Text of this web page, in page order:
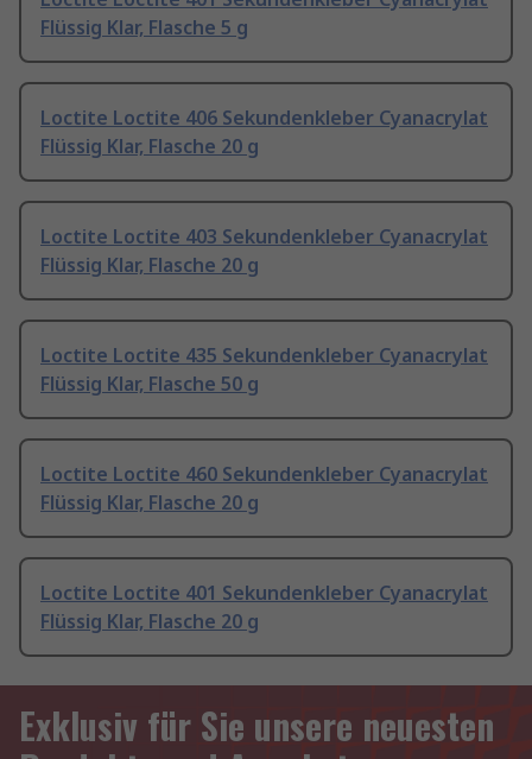
Flüssig Klar, Flasche 5 g
Loctite Loctite 406 Sekundenkleber Cyanacrylat
Flüssig Klar, Flasche 20 g
Loctite Loctite 403 Sekundenkleber Cyanacrylat
Flüssig Klar, Flasche 20 g
Loctite Loctite 435 Sekundenkleber Cyanacrylat
Flüssig Klar, Flasche 50 g
Loctite Loctite 460 Sekundenkleber Cyanacrylat
Flüssig Klar, Flasche 20 g
Loctite Loctite 401 Sekundenkleber Cyanacrylat
Flüssig Klar, Flasche 20 g
Exklusiv für Sie unsere neuesten